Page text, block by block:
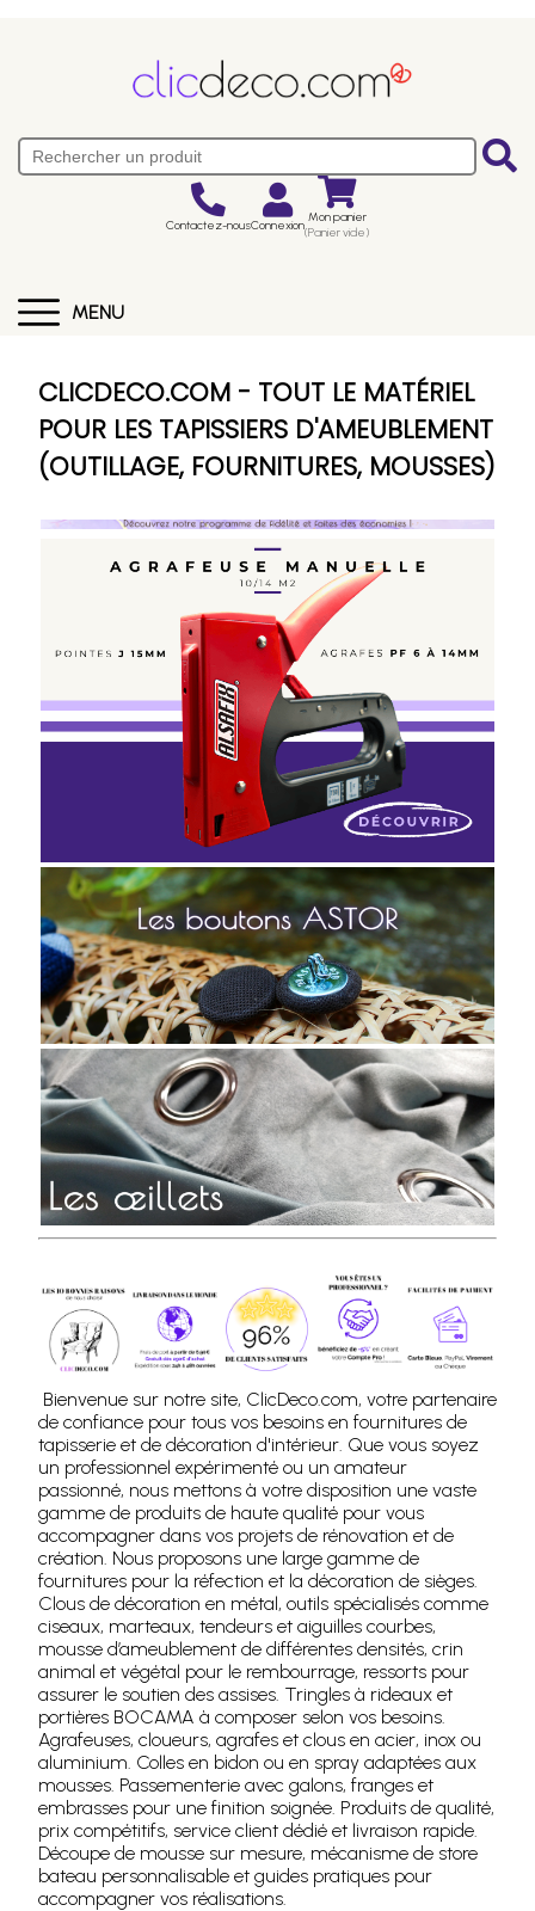
Contactez-nousConnexion Mon panier
(Panier vide)
MENU
CLICDECO.COM - TOUT LE MATÉRIEL
POUR LES TAPISSIERS D'AMEUBLEMENT
(OUTILLAGE, FOURNITURES, MOUSSES)
Bienvenue sur notre site, ClicDeco.com, votre partenaire
de confiance pour tous vos besoins en fournitures de
tapisserie et de décoration d'intérieur. Que vous soyez
un professionnel expérimenté ou un amateur
passionné, nous mettons à votre disposition une vaste
gamme de produits de haute qualité pour vous
accompagner dans vos projets de rénovation et de
création. Nous proposons une large gamme de
fournitures pour la réfection et la décoration de sièges.
Clous de décoration en métal, outils spécialisés comme
ciseaux, marteaux, tendeurs et aiguilles courbes,
mousse d’ameublement de différentes densités, crin
animal et végétal pour le rembourrage, ressorts pour
assurer le soutien des assises. Tringles à rideaux et
portières BOCAMA à composer selon vos besoins.
Agrafeuses, cloueurs, agrafes et clous en acier, inox ou
aluminium. Colles en bidon ou en spray adaptées aux
mousses. Passementerie avec galons, franges et
embrasses pour une finition soignée. Produits de qualité,
prix compétitifs, service client dédié et livraison rapide.
Découpe de mousse sur mesure, mécanisme de store
bateau personnalisable et guides pratiques pour
accompagner vos réalisations.